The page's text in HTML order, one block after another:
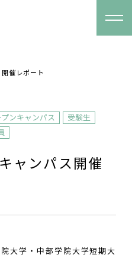
催レポート
プンキャンパス
受験生
ャンパス開催
大学・中部学院大学短期大